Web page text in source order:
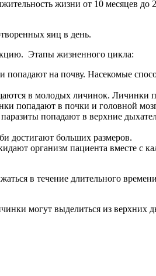
жизни от 10 месяцев до 2
яиц в день.
Этапы жизненного цикла:
попадают на почву. Насекомые
в молодых личинок. Личинки
попадают в почки и головной
попадают в верхние
достигают больших размеров.
организм пациента вместе с
в течение длительного
могут выделиться из верхних